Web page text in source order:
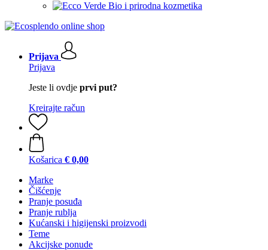
Bio i prirodna kozmetika
Prijava
Prijava
Jeste li ovdje prvi put?
Kreirajte račun
Košarica € 0,00
Marke
Čišćenje
Pranje posuđa
Pranje rublja
Kućanski i higijenski proizvodi
Teme
Akcijske ponude